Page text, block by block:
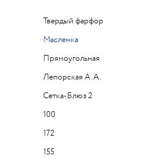
Твердый фарфор
Масленка
Прямоугольная
Лепорская А.А.
Сетка-Блюз 2
100
172
155